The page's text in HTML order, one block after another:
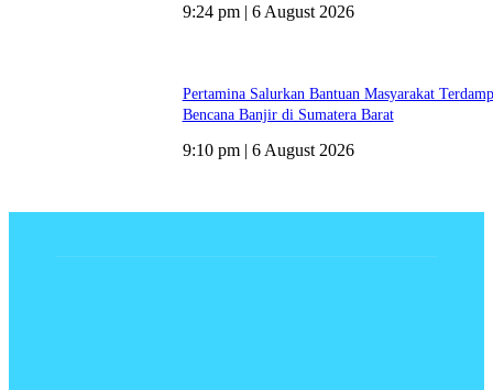
9:24 pm | 6 August 2026
Pertamina Salurkan Bantuan Masyarakat
Bencana Banjir di Sumatera Barat
9:10 pm | 6 August 2026